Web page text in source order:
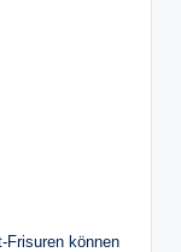
Frisuren können